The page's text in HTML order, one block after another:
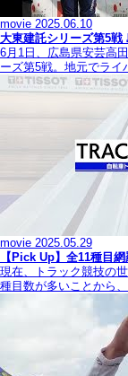
movie 2025.06.10
大東建託シリーズ第5戦
6月1日、広島県安芸高
ーズ第5戦。地元でラ
movie 2025.05.29
【Pick Up】全11種目
現在、トラック競技の
種目数が多いことから